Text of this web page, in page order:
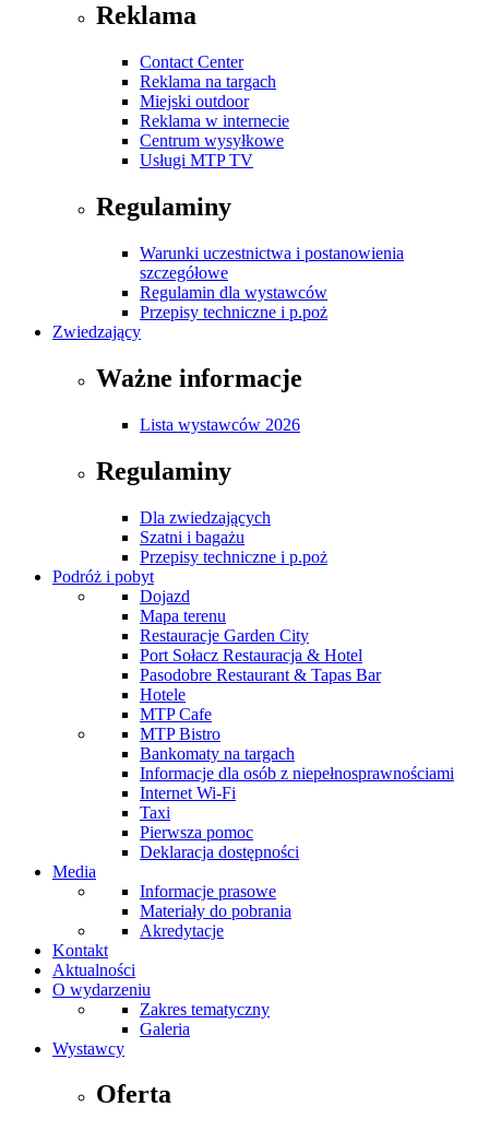
Reklama
Contact Center
Reklama na targach
Miejski outdoor
Reklama w internecie
Centrum wysyłkowe
Usługi MTP TV
Regulaminy
Warunki uczestnictwa i postanowienia
szczegółowe
Regulamin dla wystawców
Przepisy techniczne i p.poż
Zwiedzający
Ważne informacje
Lista wystawców 2026
Regulaminy
Dla zwiedzających
Szatni i bagażu
Przepisy techniczne i p.poż
Podróż i pobyt
Dojazd
Mapa terenu
Restauracje Garden City
Port Sołacz Restauracja & Hotel
Pasodobre Restaurant & Tapas Bar
Hotele
MTP Cafe
MTP Bistro
Bankomaty na targach
Informacje dla osób z niepełnosprawnościami
Internet Wi-Fi
Taxi
Pierwsza pomoc
Deklaracja dostępności
Media
Informacje prasowe
Materiały do pobrania
Akredytacje
Kontakt
Aktualności
O wydarzeniu
Zakres tematyczny
Galeria
Wystawcy
Oferta